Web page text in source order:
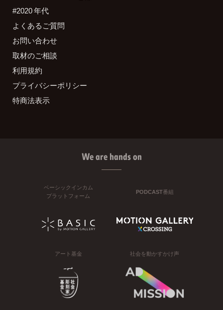
#2020 年代
よくあるご質問
お問い合わせ
取材のご相談
利用規約
プライバシーポリシー
特商法表示
We are hands on
ベーシックインカム
プラットフォーム
PODCAST番組
アート基金 社会を動かすかけ声